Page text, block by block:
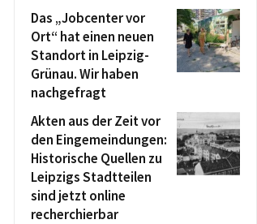
Das „Jobcenter vor
Ort“ hat einen neuen
Standort in Leipzig-
Grünau. Wir haben
nachgefragt
Akten aus der Zeit vor
den Eingemeindungen:
Historische Quellen zu
Leipzigs Stadtteilen
sind jetzt online
recherchierbar